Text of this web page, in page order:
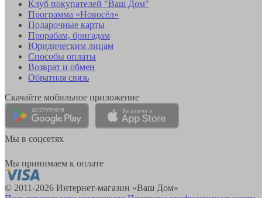
Клуб покупателей "Ваш Дом"
Программа «Новосёл»
Подарочные карты
Прорабам, бригадам
Юридическим лицам
Способы оплаты
Возврат и обмен
Обратная связь
Скачайте мобильное приложение
Мы в соцсетях
Мы принимаем к оплате
© 2011-2026 Интернет-магазин «Ваш Дом»